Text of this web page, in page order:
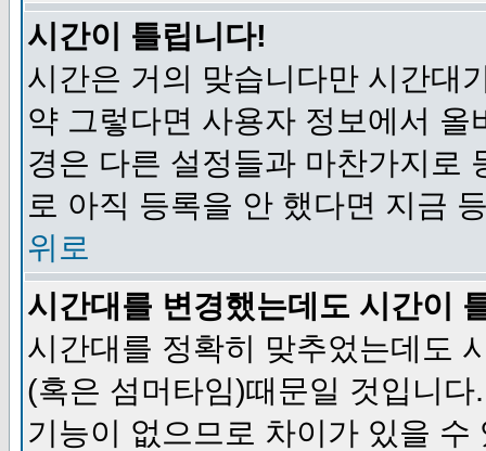
시간이 틀립니다!
시간은 거의 맞습니다만 시간대
약 그렇다면 사용자 정보에서
경은 다른 설정들과 마찬가지로
로 아직 등록을 안 했다면 지금
위로
시간대를 변경했는데도 시간이
시간대를 정확히 맞추었는데도
(혹은 섬머타임)때문일 것입니
기능이 없으므로 차이가 있을 수